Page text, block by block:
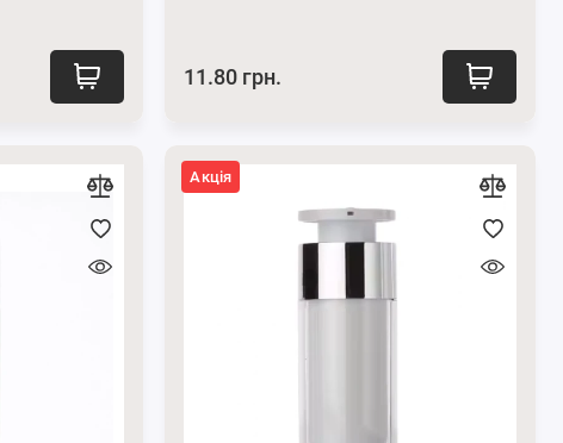
11.80 грн.
Акція